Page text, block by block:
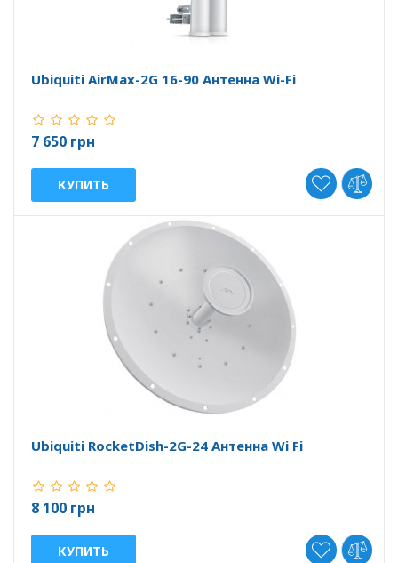
Ubiquiti AirMax-2G 16-90 Антенна Wi-Fi
7 650 грн
КУПИТЬ
Ubiquiti RocketDish-2G-24 Антенна Wi Fi
8 100 грн
КУПИТЬ